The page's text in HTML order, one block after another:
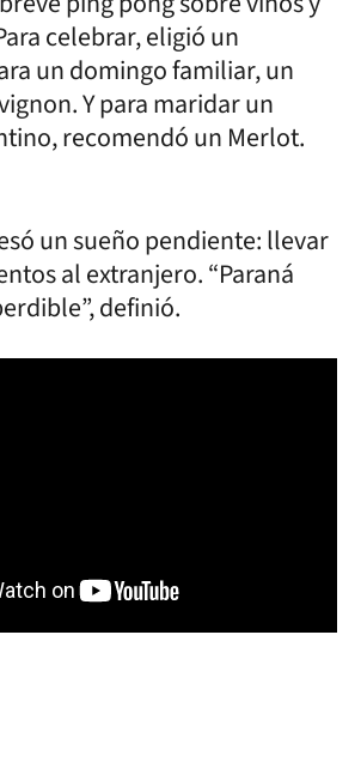
celebrar, eligió un
un domingo familiar, un
Y para maridar un
recomendó un Merlot.
un sueño pendiente: llevar
al extranjero. “Paraná
definió.